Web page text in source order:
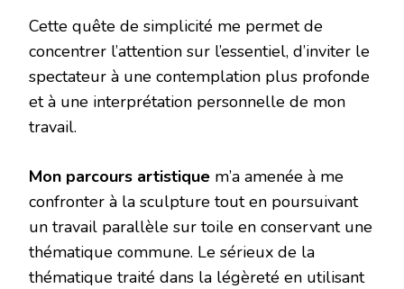
Cette quête de simplicité me permet de
concentrer l’attention sur l’essentiel, d’inviter le
spectateur à une contemplation plus profonde
et à une interprétation personnelle de mon
travail.
Mon parcours artistique m’a amenée à me
confronter à la sculpture tout en poursuivant
un travail parallèle sur toile en conservant une
thématique commune. Le sérieux de la
thématique traité dans la légèreté en utilisant